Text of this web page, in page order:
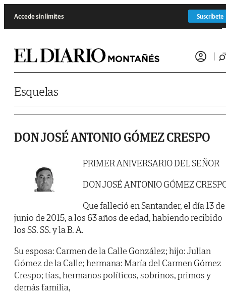
Accede sin límites Suscríbete
Esquelas
DON JOSÉ ANTONIO GÓMEZ CRESPO
PRIMER ANIVERSARIO DEL SEÑOR
DON JOSÉ ANTONIO GÓMEZ
Que falleció en Santander, el día 13 de
junio de 2015, a los 63 años de edad, habiendo recibido
los SS. SS. y la B. A.
Su esposa: Carmen de la Calle González; hijo: Julian
Gómez de la Calle; hermana: María del Carmen Gómez
Crespo; tías, hermanos políticos, sobrinos, primos y
demás familia,